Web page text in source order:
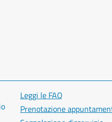
Leggi le FAQ
Prenotazione